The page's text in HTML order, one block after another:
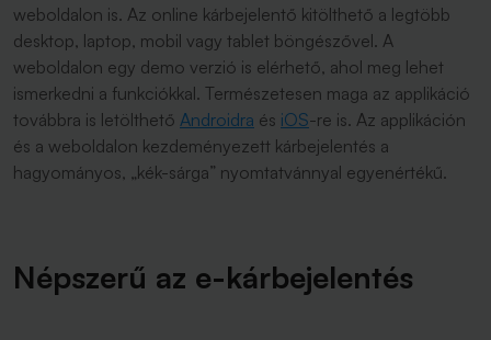
weboldalon is. Az online kárbejelentő kitölthető a legtöbb
desktop, laptop, mobil vagy tablet böngészővel. A
weboldalon egy demo verzió is elérhető, ahol meg lehet
ismerkedni a funkciókkal. Természetesen maga az applikáció
továbbra is letölthető Androidra és iOS-re is. Az applikáción
és a weboldalon kezdeményezett kárbejelentés a
hagyományos, „kék-sárga” nyomtatvánnyal egyenértékű.
Népszerű az e-kárbejelentés